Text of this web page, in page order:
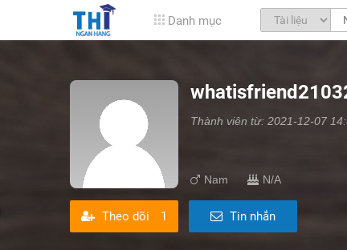
Danh mục
Thành viên từ: 2021-12-07
Nam N/A
Theo dõi 1 Tin nhắn